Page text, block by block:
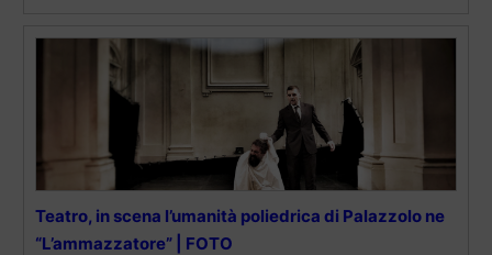
Teatro, in scena l’umanità poliedrica di Palazzolo ne
“L’ammazzatore” | FOTO